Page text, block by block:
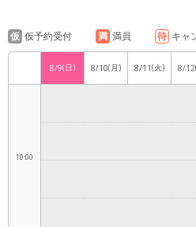
仮 仮予約受付 満 満員 待 キャ
8/9(日) 8/10(月) 8/11(火) 8/12
10:00